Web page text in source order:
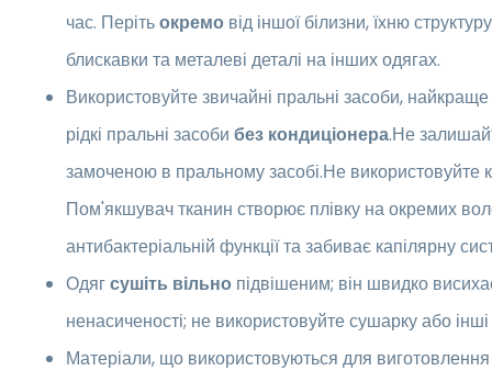
час. Перітьокремо від іншої білизни, їхню
блискавки та металеві деталі на інших одягах.
Використовуйте звичайні пральні засоби,
рідкі пральні засоби без кондиціонера.Не
замоченою в пральному засобі.Не використовуйте
Пом'якшувач тканин створює плівку на окремих
антибактеріальній функції та забиває капілярну
Одягсушіть вільно підвішеним; він швидко
ненасиченості; не використовуйте сушарку або
Матеріали, що використовуються для